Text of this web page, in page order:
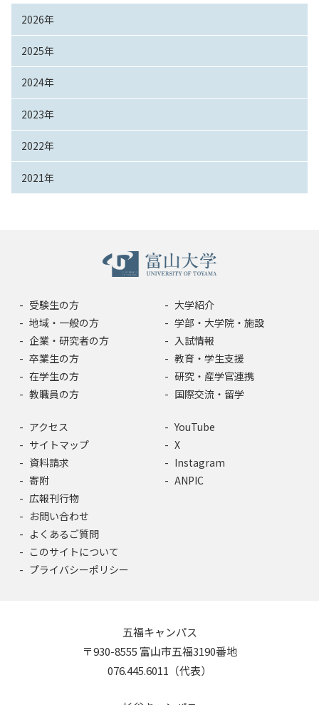
2026年
2025年
2024年
2023年
2022年
2021年
受験生の方
地域・一般の方
企業・研究者の方
卒業生の方
在学生の方
教職員の方
大学紹介
学部・大学院・施設
入試情報
教育・学生支援
研究・産学官連携
国際交流・留学
アクセス
サイトマップ
資料請求
寄附
広報刊行物
お問い合わせ
よくあるご質問
このサイトについて
プライバシーポリシー
YouTube
X
Instagram
ANPIC
五福キャンパス
〒930-8555 富山市五福3190番地
076.445.6011（代表）